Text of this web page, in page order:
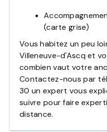
(carte grise)
Vous habitez un peu
Villeneuve-d'Ascq et
combien vaut votre
Contactez-nous par
30 un expert vous
suivre pour faire
distance.